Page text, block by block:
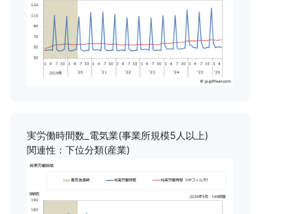
実労働時間数_電気業(事業所規模5人以上)
関連性：下位分類(産業)